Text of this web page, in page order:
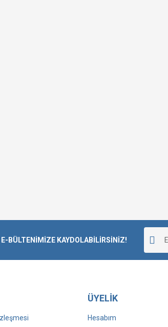
BÜLTENİMİZE KAYDOLABİLİRSİNİZ!
ÜYELİK
Hesabım